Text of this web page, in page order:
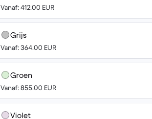
Vanaf: 412.00 EUR
Grijs
Vanaf: 364.00 EUR
Groen
Vanaf: 855.00 EUR
Violet